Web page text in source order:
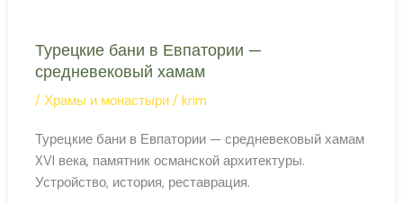
Турецкие бани в Евпатории —
средневековый хамам
/Храмы и монастыри /krim
Турецкие бани в Евпатории — средневековый хамам
XVI века, памятник османской архитектуры.
Устройство, история, реставрация.